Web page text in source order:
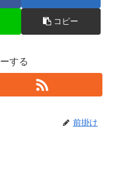
コピー
する
前掛け